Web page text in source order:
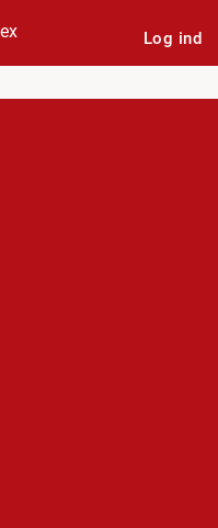
Log ind